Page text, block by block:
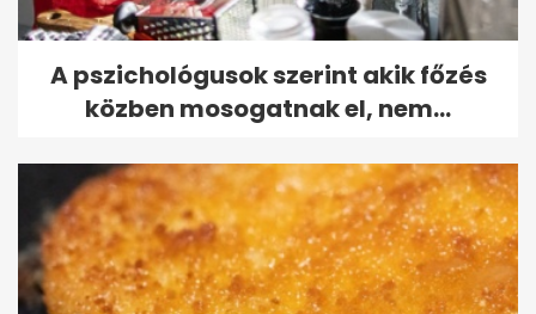
A pszichológusok szerint akik főzés
közben mosogatnak el, nem...